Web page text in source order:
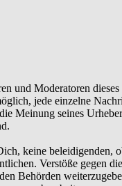
und Moderatoren
jede einzelne
Meinung seines
keine beleidigenden,
Verstöße gegen
Behörden